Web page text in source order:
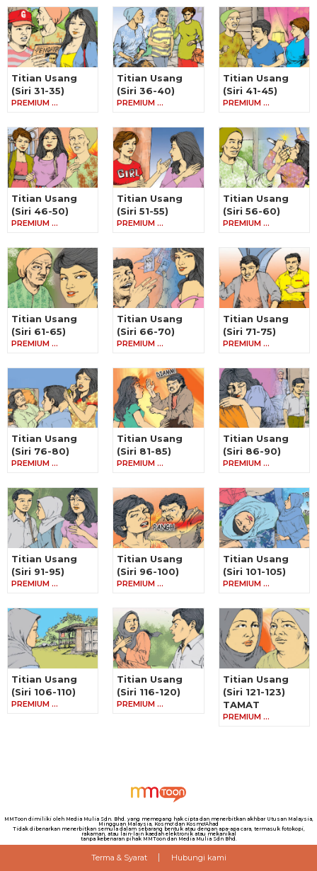
Titian Usang
(Siri 31-35)
PREMIUM …
Titian Usang
(Siri 36-40)
PREMIUM …
Titian Usang
(Siri 41-45)
PREMIUM …
Titian Usang
(Siri 46-50)
PREMIUM …
Titian Usang
(Siri 51-55)
PREMIUM …
Titian Usang
(Siri 56-60)
PREMIUM …
Titian Usang
(Siri 61-65)
PREMIUM …
Titian Usang
(Siri 66-70)
PREMIUM …
Titian Usang
(Siri 71-75)
PREMIUM …
Titian Usang
(Siri 76-80)
PREMIUM …
Titian Usang
(Siri 81-85)
PREMIUM …
Titian Usang
(Siri 86-90)
PREMIUM …
Titian Usang
(Siri 91-95)
PREMIUM …
Titian Usang
(Siri 96-100)
PREMIUM …
Titian Usang
(Siri 101-105)
PREMIUM …
Titian Usang
(Siri 106-110)
PREMIUM …
Titian Usang
(Siri 116-120)
PREMIUM …
Titian Usang
(Siri 121-123)
TAMAT
PREMIUM …
MMToon dimiliki oleh Media Mulia Sdn. Bhd. yang memegang hak cipta dan menerbitkan akhbar Utusan Malaysia,
Mingguan Malaysia, Kosmo! dan Kosmo!Ahad
Tidak dibenarkan menerbitkan semula dalam sebarang bentuk atau dengan apa-apa cara, termasuk fotokopi,
rakaman, atau lain-lain kaedah elektronik atau mekanikal
tanpa kebenaran pihak MMToon dan Media Mulia Sdn Bhd.
Terma & Syarat Hubungi kami